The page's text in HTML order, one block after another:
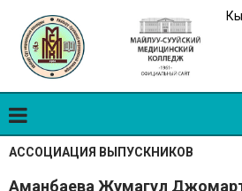
АССОЦИАЦИЯ ВЫПУСКНИКОВ
Аманбаева Жумагул